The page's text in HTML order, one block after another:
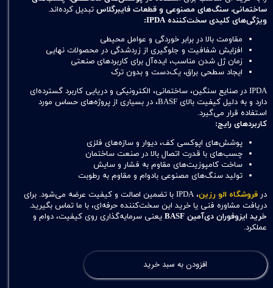
ساختمانی، سنگ‌های مصنوعی و قطعات فایبرگلاس تبدیل کرده‌اند.
ویژگی‌های کلیدی سخت‌کننده IPDA:
مقاومت بالا در برابر خوردگی و عوامل محیطی
افزایش شفافیت و جلوگیری از زردشدگی در محصولات نهایی
زمان ژل شدن مناسب، ایده‌آل برای کاربردهای صنعتی
ایجاد سطحی براق، یک‌دست و بدون ترک
IPDA در صنایع سنگین، ساختمانی، الکترونیکی و دریایی کاربرد گسترده‌ای
دارد و به دلیل کیفیت بالای BASF، در بسیاری از پروژه‌های حساس مورد
استفاده قرار می‌گیرد.
کاربردهای رایج:
پوشش‌های اپوکسی کف، دیوار و سازه‌های فلزی
چسب‌های با قدرت اتصال بالا در صنعت ساختمان
ساخت کامپوزیت‌های مقاوم به فشار و سایش
تولید سنگ‌های مصنوعی بادوام و مقاوم به رطوبت
در فروشگاه الو رزین
، IPDA با تضمین اصالت و کیفیت عرضه می‌شود. برای
دریافت مشاوره فنی یا خرید این سخت‌کننده حرفه‌ای، با ما تماس بگیرید.
خرید ایزوفوران دی‌آمین BASF
یعنی سرمایه‌گذاری روی کیفیت، دوام و
عملکرد.
افزودن به سبد خرید